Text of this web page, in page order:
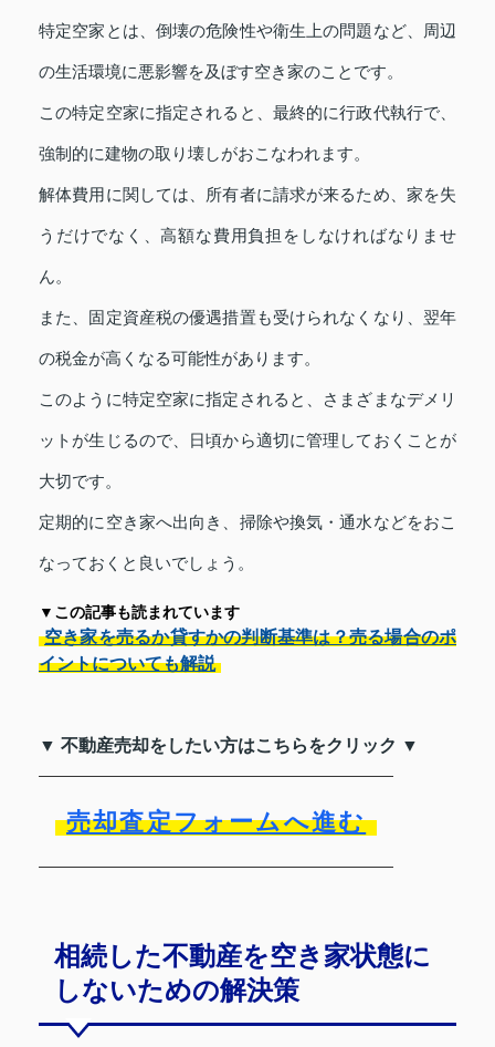
特定空家とは、倒壊の危険性や衛生上の問題など、周辺
の生活環境に悪影響を及ぼす空き家のことです。
この特定空家に指定されると、最終的に行政代執行で、
強制的に建物の取り壊しがおこなわれます。
解体費用に関しては、所有者に請求が来るため、家を失
うだけでなく、高額な費用負担をしなければなりませ
ん。
また、固定資産税の優遇措置も受けられなくなり、翌年
の税金が高くなる可能性があります。
このように特定空家に指定されると、さまざまなデメリ
ットが生じるので、日頃から適切に管理しておくことが
大切です。
定期的に空き家へ出向き、掃除や換気・通水などをおこ
なっておくと良いでしょう。
▼この記事も読まれています
空き家を売るか貸すかの判断基準は？売る場合のポ
イントについても解説
▼ 不動産売却をしたい方はこちらをクリック ▼
売却査定フォームへ進む
相続した不動産を空き家状態に
しないための解決策